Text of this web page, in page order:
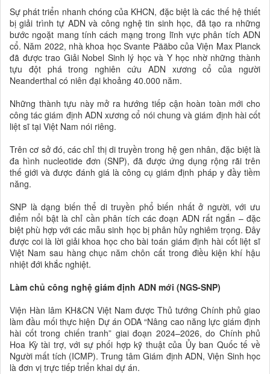
Sự phát triển nhanh chóng của KHCN, đặc biệt là các thế hệ thiết
bị giải trình tự ADN và công nghệ tin sinh học, đã tạo ra những
bước ngoặt mang tính cách mạng trong lĩnh vực phân tích ADN
cổ. Năm 2022, nhà khoa học Svante Pääbo của Viện Max Planck
đã được trao Giải Nobel Sinh lý học và Y học nhờ những thành
tựu đột phá trong nghiên cứu ADN xương cổ của người
Neanderthal có niên đại khoảng 40.000 năm.
Những thành tựu này mở ra hướng tiếp cận hoàn toàn mới cho
công tác giám định ADN xương cổ nói chung và giám định hài cốt
liệt sĩ tại Việt Nam nói riêng.
Trên cơ sở đó, các chỉ thị di truyền trong hệ gen nhân, đặc biệt là
đa hình nucleotide đơn (SNP), đã được ứng dụng rộng rãi trên
thế giới và được đánh giá là công cụ giám định pháp y đầy tiềm
năng.
SNP là dạng biến thể di truyền phổ biến nhất ở người, với ưu
điểm nổi bật là chỉ cần phân tích các đoạn ADN rất ngắn – đặc
biệt phù hợp với các mẫu sinh học bị phân hủy nghiêm trọng. Đây
được coi là lời giải khoa học cho bài toán giám định hài cốt liệt sĩ
Việt Nam sau hàng chục năm chôn cất trong điều kiện khí hậu
nhiệt đới khắc nghiệt.
Làm chủ công nghệ giám định ADN mới (NGS-SNP)
Viện Hàn lâm KH&CN Việt Nam được Thủ tướng Chính phủ giao
làm đầu mối thực hiện Dự án ODA “Nâng cao năng lực giám định
hài cốt trong chiến tranh” giai đoạn 2024–2026, do Chính phủ
Hoa Kỳ tài trợ, với sự phối hợp kỹ thuật của Ủy ban Quốc tế về
Người mất tích (ICMP). Trung tâm Giám định ADN, Viện Sinh học
là đơn vị trực tiếp triển khai dự án.